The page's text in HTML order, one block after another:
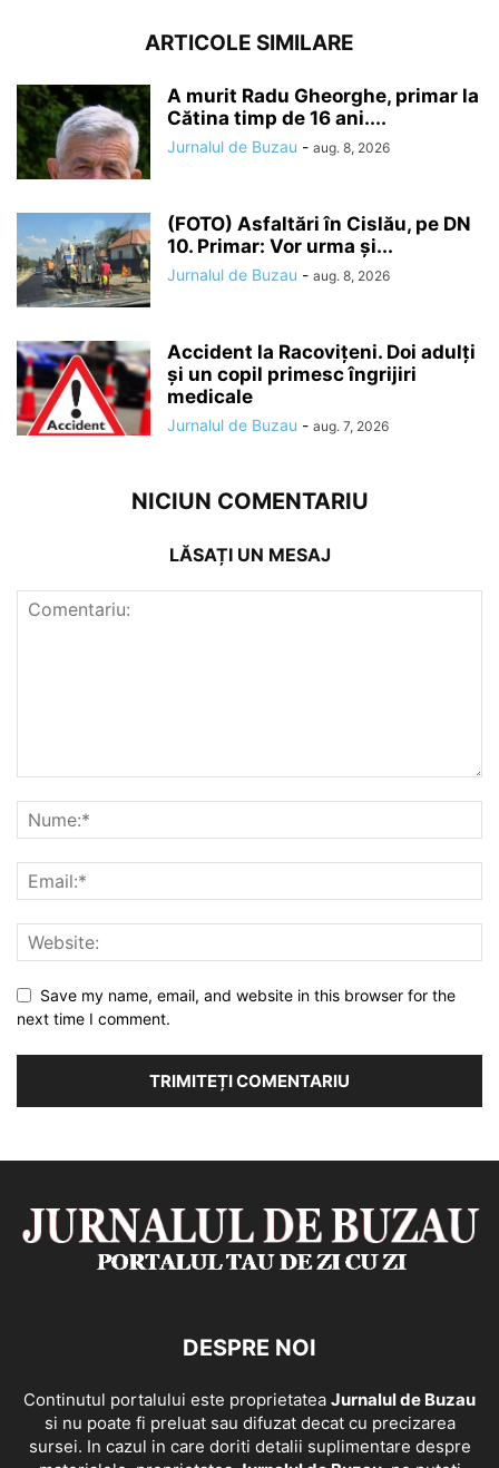
ARTICOLE SIMILARE
A murit Radu Gheorghe, primar la
Cătina timp de 16 ani....
Jurnalul de Buzau - aug. 8, 2026
(FOTO) Asfaltări în Cislău, pe DN
10. Primar: Vor urma și...
Jurnalul de Buzau - aug. 8, 2026
Accident la Racovițeni. Doi adulți
și un copil primesc îngrijiri
medicale
Jurnalul de Buzau - aug. 7, 2026
NICIUN COMENTARIU
LĂSAȚI UN MESAJ
Save my name, email, and website in this browser for the
next time I comment.
DESPRE NOI
Continutul portalului este proprietatea Jurnalul de Buzau
si nu poate fi preluat sau difuzat decat cu precizarea
sursei. In cazul in care doriti detalii suplimentare despre